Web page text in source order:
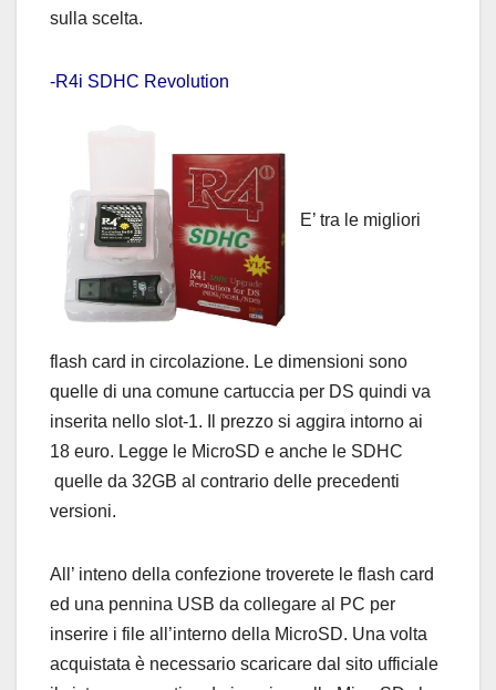
sulla scelta.
-R4i SDHC Revolution
E’ tra le migliori
flash card in circolazione. Le dimensioni sono
quelle di una comune cartuccia per DS quindi va
inserita nello slot-1. Il prezzo si aggira intorno ai
18 euro. Legge le MicroSD e anche le SDHC
quelle da 32GB al contrario delle precedenti
versioni.
All’ inteno della confezione troverete le flash card
ed una pennina USB da collegare al PC per
inserire i file all’interno della MicroSD. Una volta
acquistata è necessario scaricare dal sito ufficiale